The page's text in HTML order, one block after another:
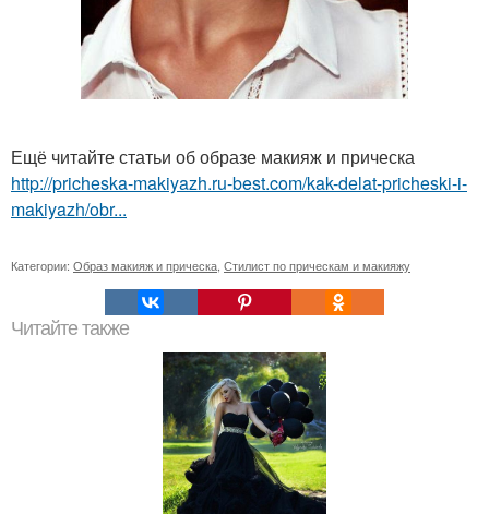
Ещё читайте статьи об образе макияж и прическа
http://pricheska-makiyazh.ru-best.com/kak-delat-pricheski-i-
makiyazh/obr...
Категории: Образ макияж и прическа Стилист по прическам и макияжу
Читайте также